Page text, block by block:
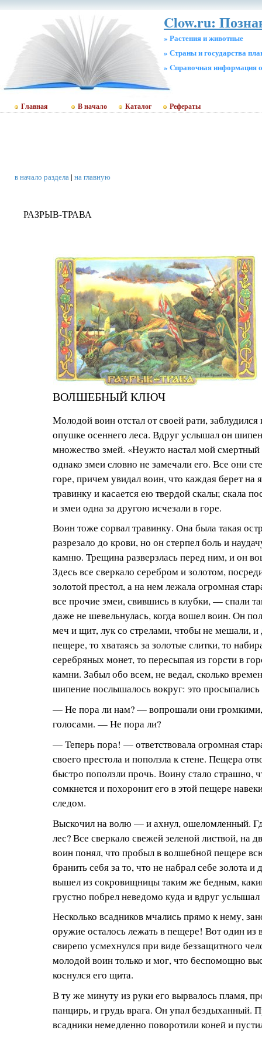
Clow.ru:
» Растения и животные
» Страны и государства
» Cправочная информация
Главная В начало Каталог Рефераты
в начало раздела| на главную
РАЗРЫВ-ТРАВА
ВОЛШЕБНЫЙ КЛЮЧ
Молодой воин отстал от своей рати,
опушке осеннего леса. Вдруг услышал он
множество змей. «Неужто настал мой
однако змеи словно не замечали его. Все они
горе, причем увидал воин, что каждая берет на
травинку и касается ею твердой скалы; скала
и змеи одна за другою исчезали в горе.
Воин тоже сорвал травинку. Она была такая
разрезало до крови, но он стерпел боль и
камню. Трещина разверзлась перед ним, и он
Здесь все сверкало серебром и золотом,
золотой престол, а на нем лежала огромная
все прочие змеи, свившись в клубки, — спали
даже не шевельнулась, когда вошел воин. Он
меч и щит, лук со стрелами, чтобы не мешали, и
пещере, то хватаясь за золотые слитки, то
серебряных монет, то пересыпая из горсти в
камни. Забыл обо всем, не ведал, сколько
шипение послышалось вокруг: это
— Не пора ли нам? — вопрошали они
голосами. — Не пора ли?
— Теперь пора! — ответствовала огромная
своего престола и поползла к стене. Пещера
быстро поползли прочь. Воину стало страшно,
сомкнется и похоронит его в этой пещере
следом.
Выскочил на волю — и ахнул, ошеломленный.
лес? Все сверкало свежей зеленой листвой, на
воин понял, что пробыл в волшебной пещере
бранить себя за то, что не набрал себе золота и
вышел из сокровищницы таким же бедным,
грустно побрел неведомо куда и вдруг
Несколько всадников мчались прямо к нему,
оружие осталось лежать в пещере! Вот один из
свирепо усмехнулся при виде беззащитного
молодой воин только и мог, что беспомощно
коснулся его щита.
В ту же минуту из руки его вырвалось пламя,
панцирь, и грудь врага. Он упал бездыханный.
всадники немедленно поворотили коней и